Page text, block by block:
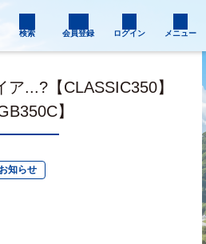
検索 会員登録 ログイン メニュー
...?【CLASSIC350】
】
知らせ